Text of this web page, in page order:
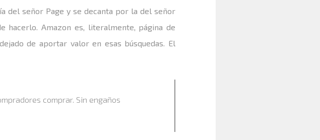
del señor Page y se decanta por la del señor
hacerlo. Amazon es, literalmente, página de
de aportar valor en esas búsquedas. El
comprar. Sin engaños